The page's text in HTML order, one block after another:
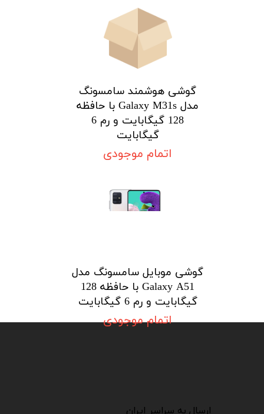
گوشی هوشمند سامسونگ
مدل Galaxy M31s با حافظه
128 گیگابایت و رم 6
گیگابایت
اتمام موجودی
گوشی موبایل سامسونگ مدل
Galaxy A51 با حافظه 128
گیگابایت و رم 6 گیگابایت
اتمام موجودی